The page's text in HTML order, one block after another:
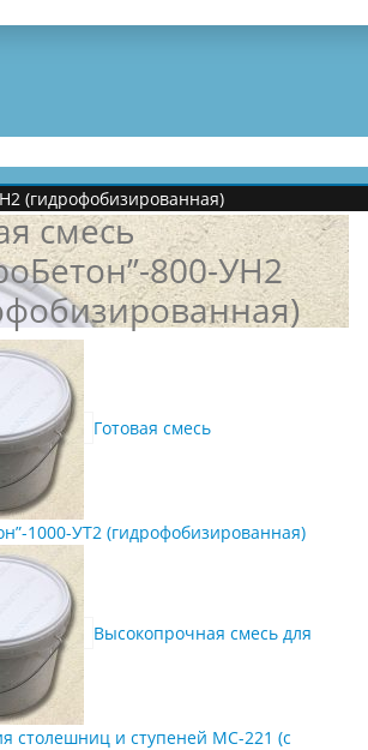
(гидрофобизированная)
смесь
800-УН2
Готовая смесь
1000-УТ2 (гидрофобизированная)
Высокопрочная смесь для
столешниц и ступеней МС-221 (с